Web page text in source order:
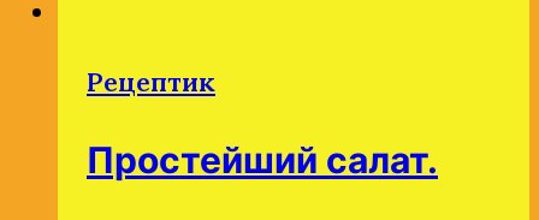
Рецептик
Простейший салат.